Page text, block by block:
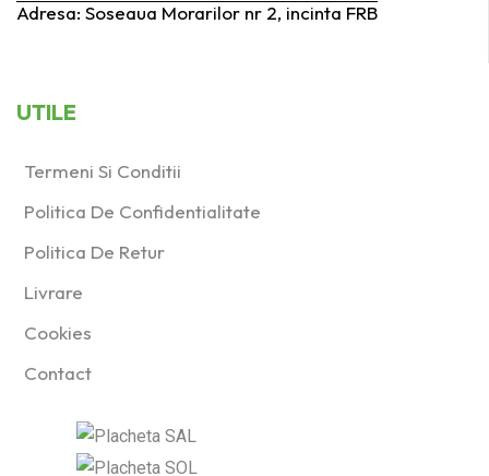
Adresa: Soseaua Morarilor nr 2, incinta FRB
UTILE
Termeni Si Conditii
Politica De Confidentialitate
Politica De Retur
Livrare
Cookies
Contact